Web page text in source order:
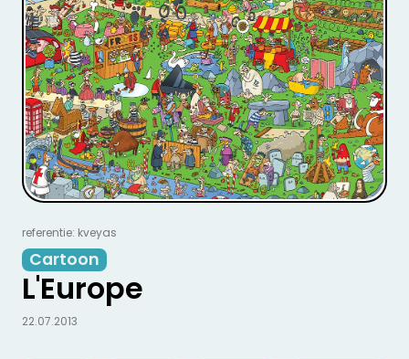
referentie: kveyas
Cartoon
L'Europe
22.07.2013